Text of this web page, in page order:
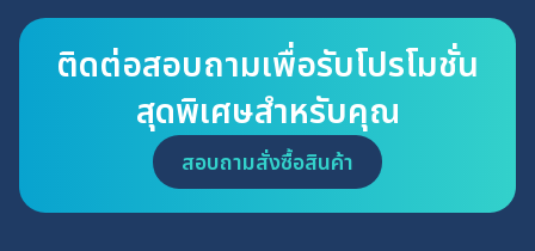
ติดต่อสอบถามเพื่อรับโปรโมชั่น
สุดพิเศษสำหรับคุณ
สอบถามสั่งซื้อสินค้า